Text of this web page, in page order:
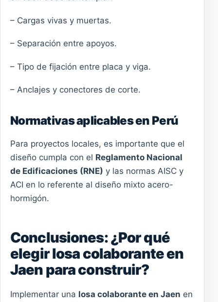
– Cargas vivas y muertas.
– Separación entre apoyos.
– Tipo de fijación entre placa y viga.
– Anclajes y conectores de corte.
Normativas aplicables en Perú
Para proyectos locales, es importante que el
diseño cumpla con el Reglamento Nacional
de Edificaciones (RNE) y las normas AISC y
ACI en lo referente al diseño mixto acero-
hormigón.
Conclusiones: ¿Por qué
elegir losa colaborante en
Jaen para construir?
Implementar una losa colaborante en Jaen en